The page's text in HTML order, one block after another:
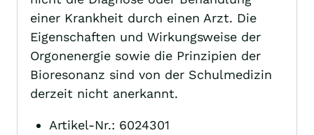
einer Krankheit durch einen Arzt. Die
Eigenschaften und Wirkungsweise der
Orgonenergie sowie die Prinzipien der
Bioresonanz sind von der Schulmedizin
derzeit nicht anerkannt.
Artikel-Nr.: 6024301